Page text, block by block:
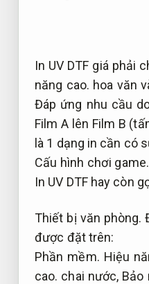
In UV DTF giá phải
năng cao. hoa văn
Đáp ứng nhu cầu
Film A lên Film B
là 1 dạng in cần có
Cấu hình chơi game.
In UV DTF hay còn
Thiết bị văn phòng.
được đặt trên:
Phần mềm. Hiệu
cao. chai nước, Bảo